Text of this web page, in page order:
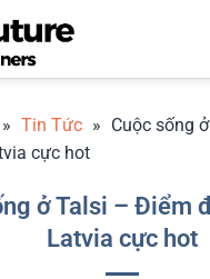
» Tin Tức » Cuộc sống
cực hot
ở Talsi – Điểm
Latvia cực hot